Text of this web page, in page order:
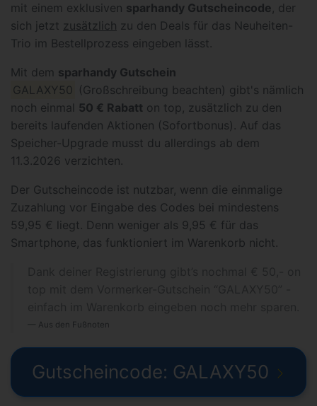
mit einem exklusiven sparhandy Gutscheincode, der
sich jetzt zusätzlich zu den Deals für das Neuheiten-
Trio im Bestellprozess eingeben lässt.
Mit dem sparhandy Gutschein
GALAXY50 (Großschreibung beachten) gibt's nämlich
noch einmal 50 € Rabatt on top, zusätzlich zu den
bereits laufenden Aktionen (Sofortbonus). Auf das
Speicher-Upgrade musst du allerdings ab dem
11.3.2026 verzichten.
Der Gutscheincode ist nutzbar, wenn die einmalige
Zuzahlung vor Eingabe des Codes bei mindestens
59,95 € liegt. Denn weniger als 9,95 € für das
Smartphone, das funktioniert im Warenkorb nicht.
Aus den Fußnoten
Gutscheincode: GALAXY50